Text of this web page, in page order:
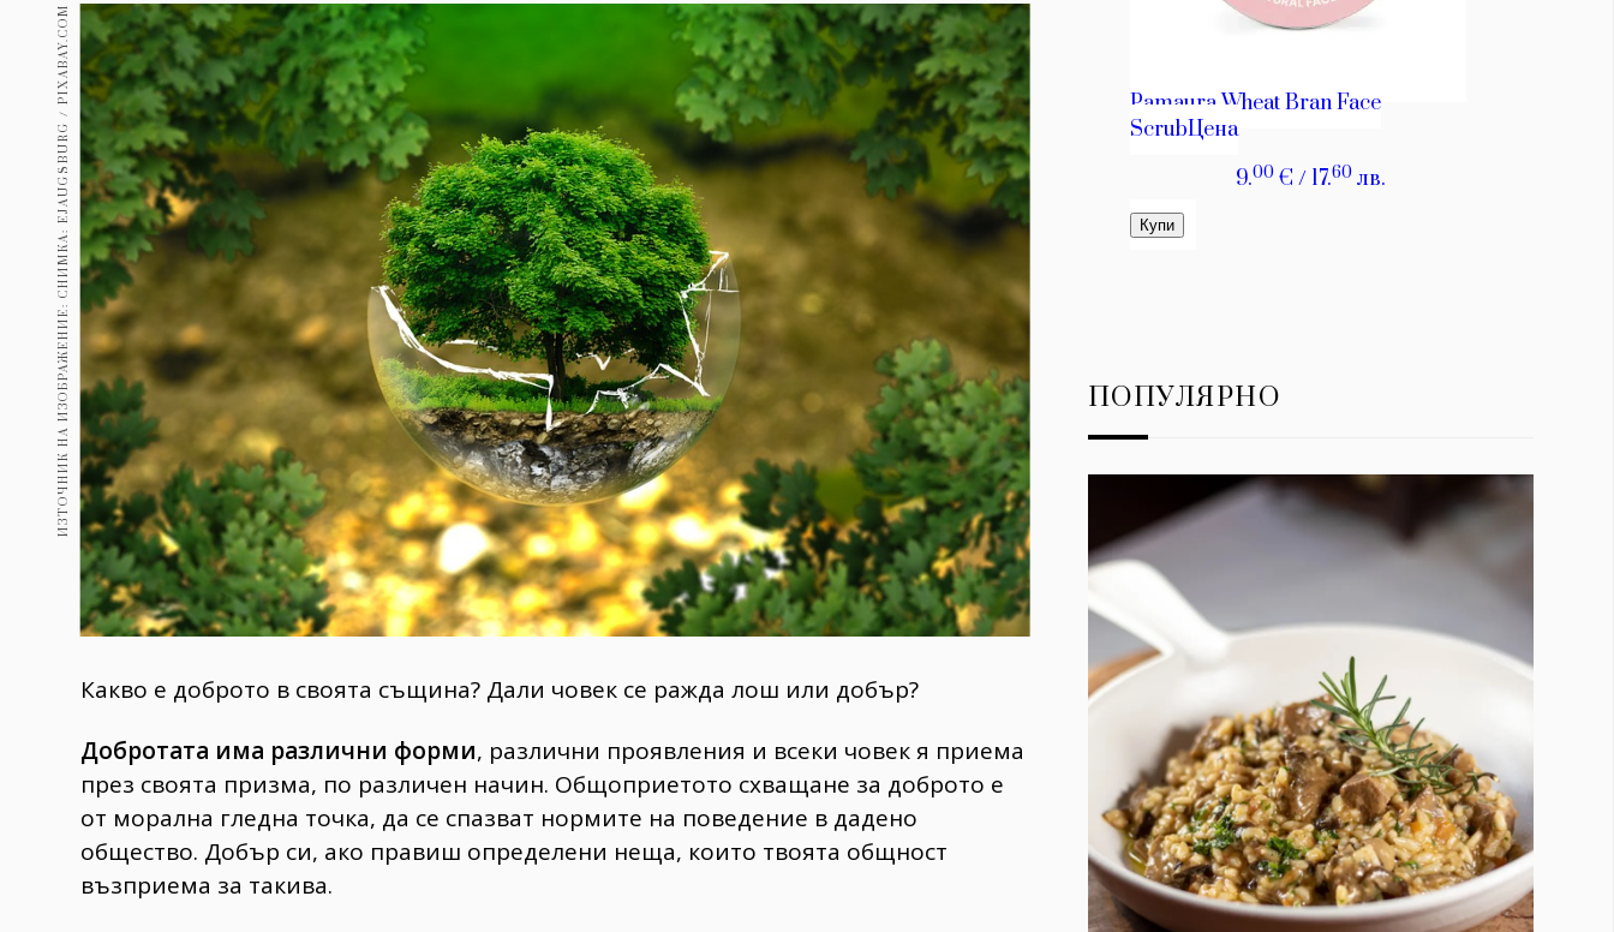
Пътувай
237
Здраве 389
Gentlemen
382
Wellness 1817
ПОСЛЕДВАЙТЕ
НИ
ИЗТОЧНИК НА ИЗОБРАЖЕНИЕ: СНИМКА: EJAUGSBURG / PIXABAY.COM
Какво е доброто в своята същина? Дали човек се ражда лош или добър?
Добротата има различни форми, различни проявления и всеки човек я приема
през своята призма, по различен начин. Общоприетото схващане за доброто е
от морална гледна точка, да се спазват нормите на поведение в дадено
общество. Добър си, ако правиш определени неща, които твоята общност
възприема за такива.
ПОПУЛЯРНО